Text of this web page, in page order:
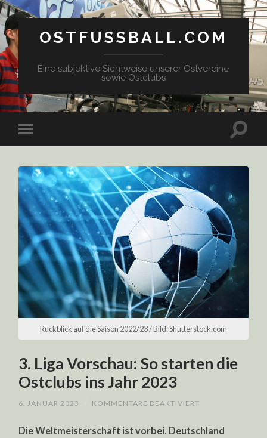
OSTFUSSBALL.COM
Eine subjektive Sichtweise unserer Ostvereine
sowie Ostclubs
Rückblick auf die Saison 2022/23 / Bild: Shutterstock.com
3. Liga Vorschau: So starten die
Ostclubs ins Jahr 2023
6. JANUAR 2023 KOMMENTARE DEAKTIVIERT
VORSCHAU:
Die Weltmeisterschaft ist vorbei. Deutschland